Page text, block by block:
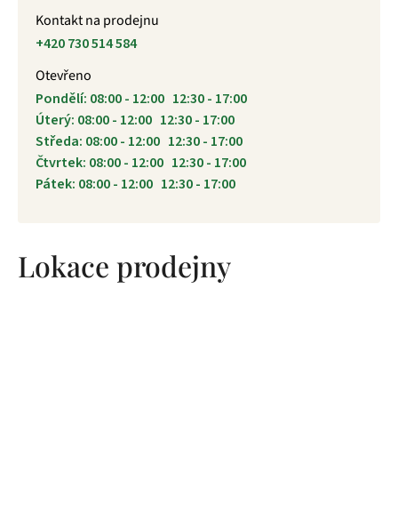
Kontakt na prodejnu
+420 730 514 584
Otevřeno
Pondělí: 08:00 - 12:00 12:30 - 17:00
Úterý: 08:00 - 12:00 12:30 - 17:00
Středa: 08:00 - 12:00 12:30 - 17:00
Čtvrtek: 08:00 - 12:00 12:30 - 17:00
Pátek: 08:00 - 12:00 12:30 - 17:00
Lokace prodejny